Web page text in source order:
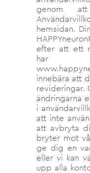
genom
hemsidan.
efter att ett
har
innebära att
revideringar.
ändringarna
i
att inte
att avbryta
bryter mot
ge dig en
eller vi kan
upp alla